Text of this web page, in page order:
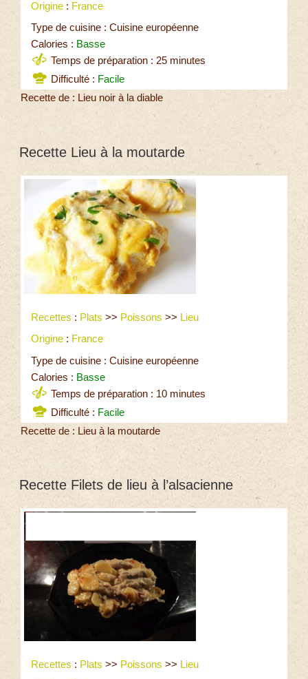
Origine : France
Type de cuisine : Cuisine européenne
Calories : Basse
Temps de préparation : 25 minutes
Difficulté : Facile
Recette de : Lieu noir à la diable
Recette Lieu à la moutarde
Recettes : Plats >> Poissons >> Lieu
Origine : France
Type de cuisine : Cuisine européenne
Calories : Basse
Temps de préparation : 10 minutes
Difficulté : Facile
Recette de : Lieu à la moutarde
Recette Filets de lieu à l’alsacienne
Recettes : Plats >> Poissons >> Lieu